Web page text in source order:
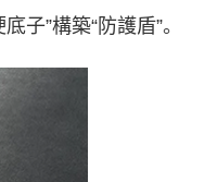
子”構築“防護盾”。